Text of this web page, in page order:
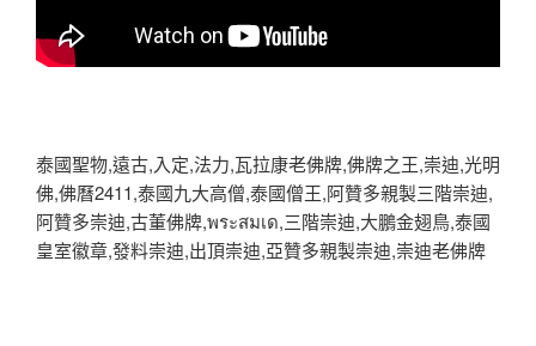
泰國聖物,遠古,入定,法力,瓦拉康老佛牌,佛牌之王,崇迪,光明
佛,佛曆2411,泰國九大高僧,泰國僧王,阿贊多親製三階崇迪,
阿贊多崇迪,古董佛牌,พระสมเด,三階崇迪,大鵬金翅鳥,泰國
皇室徽章,發料崇迪,出頂崇迪,亞贊多親製崇迪,崇迪老佛牌